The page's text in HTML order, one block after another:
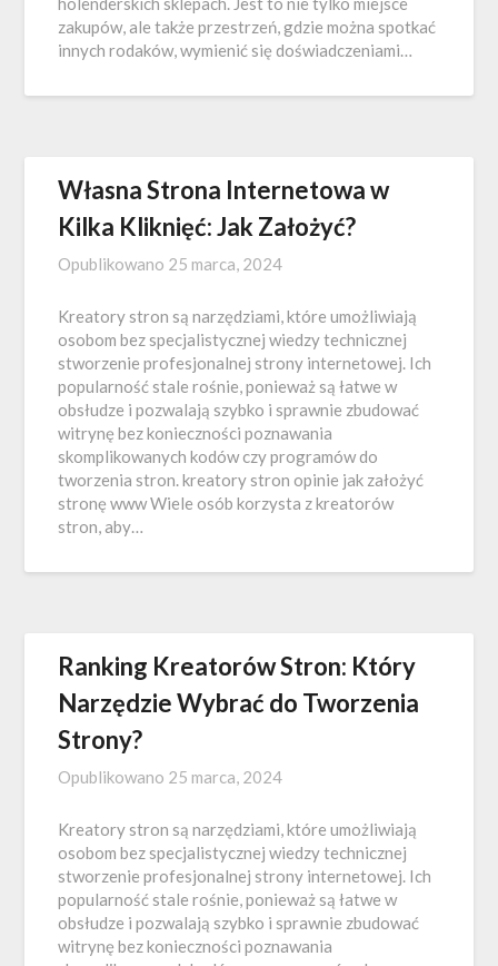
zakupów, ale także przestrzeń, gdzie można spotkać
innych rodaków, wymienić się doświadczeniami…
Własna Strona Internetowa w
Kilka Kliknięć: Jak Założyć?
Opublikowano 25 marca, 2024
Kreatory stron są narzędziami, które umożliwiają
osobom bez specjalistycznej wiedzy technicznej
stworzenie profesjonalnej strony internetowej. Ich
popularność stale rośnie, ponieważ są łatwe w
obsłudze i pozwalają szybko i sprawnie zbudować
witrynę bez konieczności poznawania
skomplikowanych kodów czy programów do
tworzenia stron. kreatory stron opinie jak założyć
stronę www Wiele osób korzysta z kreatorów
stron, aby…
Ranking Kreatorów Stron: Który
Narzędzie Wybrać do Tworzenia
Strony?
Opublikowano 25 marca, 2024
Kreatory stron są narzędziami, które umożliwiają
osobom bez specjalistycznej wiedzy technicznej
stworzenie profesjonalnej strony internetowej. Ich
popularność stale rośnie, ponieważ są łatwe w
obsłudze i pozwalają szybko i sprawnie zbudować
witrynę bez konieczności poznawania